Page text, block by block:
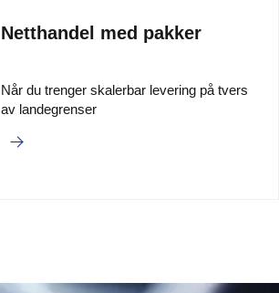
Netthandel med pakker
Når du trenger skalerbar levering på tvers
av landegrenser